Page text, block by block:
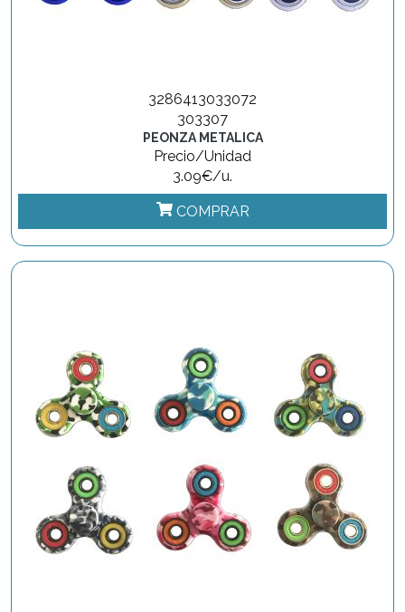
3286413033072
303307
PEONZA METALICA
Precio/Unidad
3.09€/u.
COMPRAR